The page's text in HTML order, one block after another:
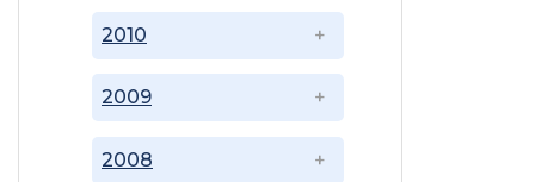
2008
2009
2010